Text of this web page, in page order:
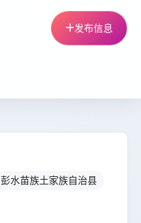
发布信息
彭水苗族土家族自治县